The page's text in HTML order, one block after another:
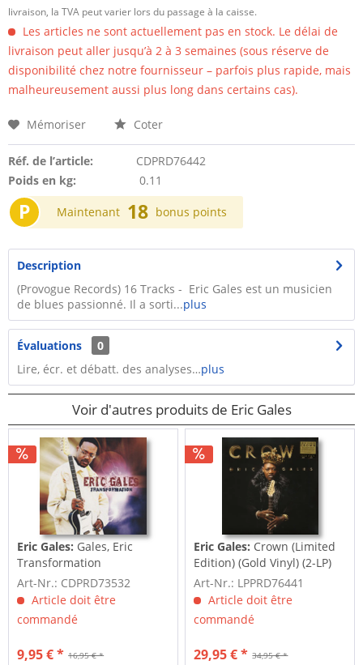
livraison, la TVA peut varier lors du passage à la caisse.
Les articles ne sont actuellement pas en stock. Le délai de
livraison peut aller jusqu’à 2 à 3 semaines (sous réserve de
disponibilité chez notre fournisseur – parfois plus rapide, mais
malheureusement aussi plus long dans certains cas).
Mémoriser Coter
Réf. de l’article:
CDPRD76442
Poids en kg:
0.11
P Maintenant 18 bonus points
Description
(Provogue Records) 16 Tracks - Eric Gales est un musicien
de blues passionné. Il a sorti...plus
Évaluations
0
Lire, écr. et débatt. des analyses…plus
Voir d'autres produits de Eric Gales
Eric Gales: Gales, Eric
Transformation
Art-Nr.: CDPRD73532
Article doit être
commandé
16,95 € *
9,95 € *
Eric Gales: Crown (Limited
Edition) (Gold Vinyl) (2-LP)
Art-Nr.: LPPRD76441
Article doit être
commandé
34,95 € *
29,95 € *